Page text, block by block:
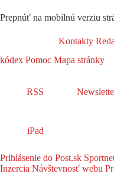
Prepnúť na mobilnú verziu
Kontakty
kódex Pomoc Mapa stránky
RSS
iPad
Prihlásenie do Post.sk
Inzercia Návštevnosť webu